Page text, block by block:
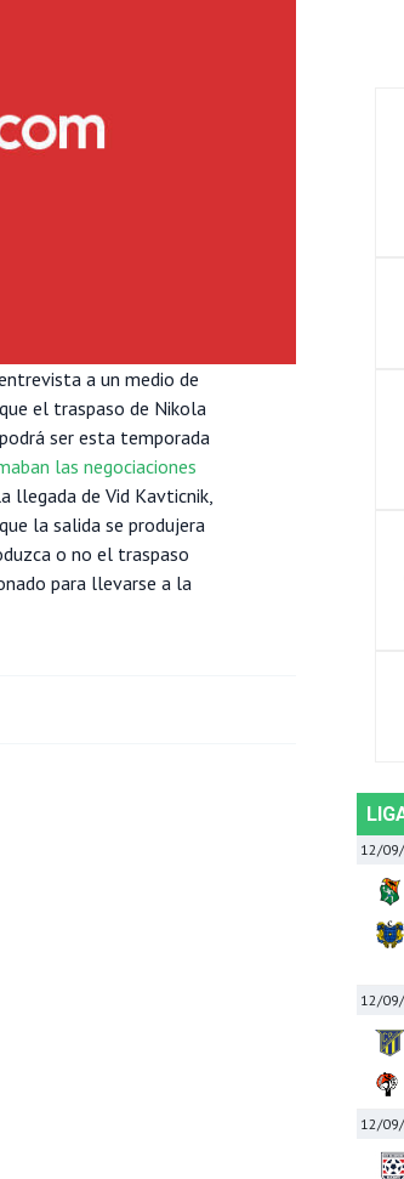
a un medio de
el traspaso de Nikola
ser esta temporada
las negociaciones
llegada de Vid Kavticnik,
la salida se produjera
o no el traspaso
para llevarse a la
12/
12/
12/